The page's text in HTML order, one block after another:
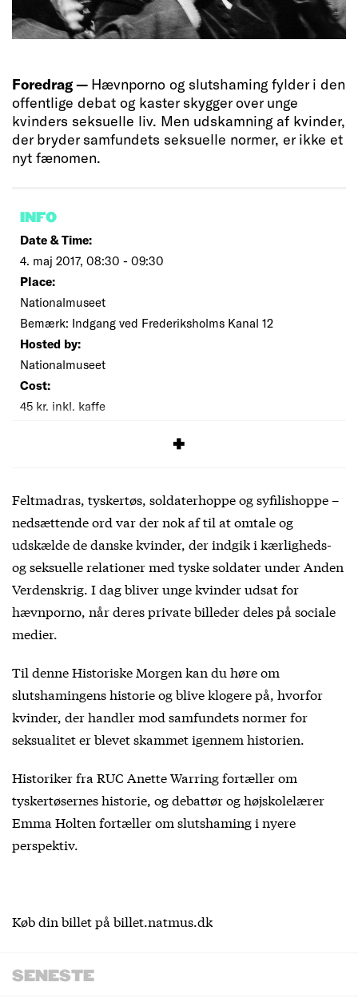
Foredrag — Hævnporno og slutshaming fylder i den
offentlige debat og kaster skygger over unge
kvinders seksuelle liv. Men udskamning af kvinder,
der bryder samfundets seksuelle normer, er ikke et
nyt fænomen.
INFO
Date & Time:
4. maj 2017, 08:30 - 09:30
Place:
Nationalmuseet
Bemærk: Indgang ved Frederiksholms Kanal 12
Hosted by:
Nationalmuseet
Cost:
45 kr. inkl. kaffe
Feltmadras, tyskertøs, soldaterhoppe og syfilishoppe –
nedsættende ord var der nok af til at omtale og
udskælde de danske kvinder, der indgik i kærligheds-
og seksuelle relationer med tyske soldater under Anden
Verdenskrig. I dag bliver unge kvinder udsat for
hævnporno, når deres private billeder deles på sociale
medier.
Til denne Historiske Morgen kan du høre om
slutshamingens historie og blive klogere på, hvorfor
kvinder, der handler mod samfundets normer for
seksualitet er blevet skammet igennem historien.
Historiker fra RUC Anette Warring fortæller om
tyskertøsernes historie, og debattør og højskolelærer
Emma Holten fortæller om slutshaming i nyere
perspektiv.
Køb din billet på billet.natmus.dk
SENESTE